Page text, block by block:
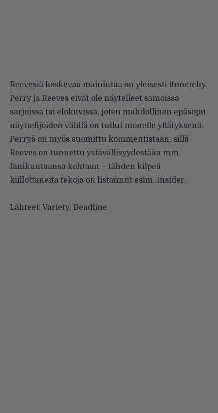
Reevesiä koskevaa mainintaa on yleisesti ihmetelty.
Perry ja Reeves eivät ole näytelleet samoissa
sarjoissa tai elokuvissa, joten mahdollinen epäsopu
näyttelijöiden välillä on tullut monelle yllätyksenä.
Perryä on myös suomittu kommentistaan, sillä
Reeves on tunnettu ystävällisyydestään mm.
fanikuntaansa kohtaan – tähden kilpeä
kiillottaneita tekoja on listannut esim. Insider.
Lähteet: Variety, Deadline